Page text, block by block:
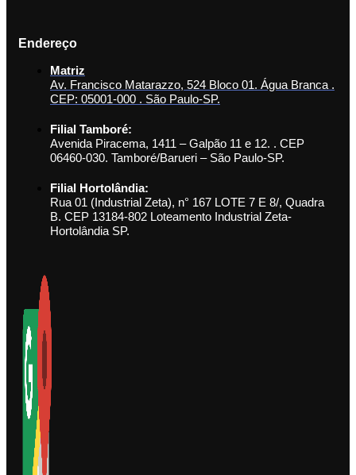
Endereço
Matriz
Av. Francisco Matarazzo, 524 Bloco 01. Água Branca .
CEP: 05001-000 . São Paulo-SP.
Filial Tamboré:
Avenida Piracema, 1411 – Galpão 11 e 12. . CEP
06460-030. Tamboré/Barueri – São Paulo-SP.
Filial Hortolândia:
Rua 01 (Industrial Zeta), n° 167 LOTE 7 E 8/, Quadra
B. CEP 13184-802 Loteamento Industrial Zeta-
Hortolândia SP.